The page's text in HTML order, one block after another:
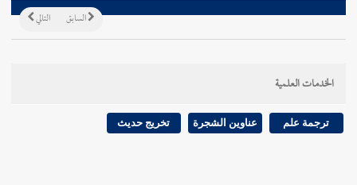
التالي السابق
الخدمات العلمية
ترجمة علم عناوين الشجرة تخريج حديث